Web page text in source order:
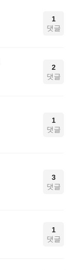
1
댓글
2
댓글
1
댓글
3
댓글
1
댓글